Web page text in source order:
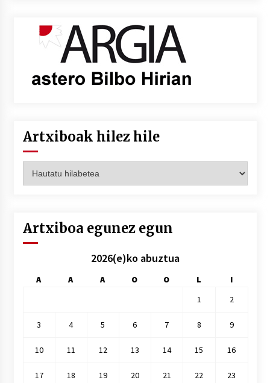
Artxiboak hilez hile
hilez
Artxiboa egunez egun
2026(e)ko abuztua
A A A O O L
I
1
2
3 4 5 6 7 8 9
10 11 12 13 14 15 16
17 18 19 20 21 22 23